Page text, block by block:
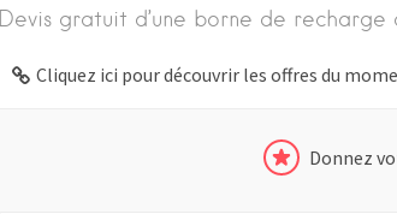
Devis gratuit d’une borne de recharge
Cliquez ici pour découvrir les offres du
Donnez